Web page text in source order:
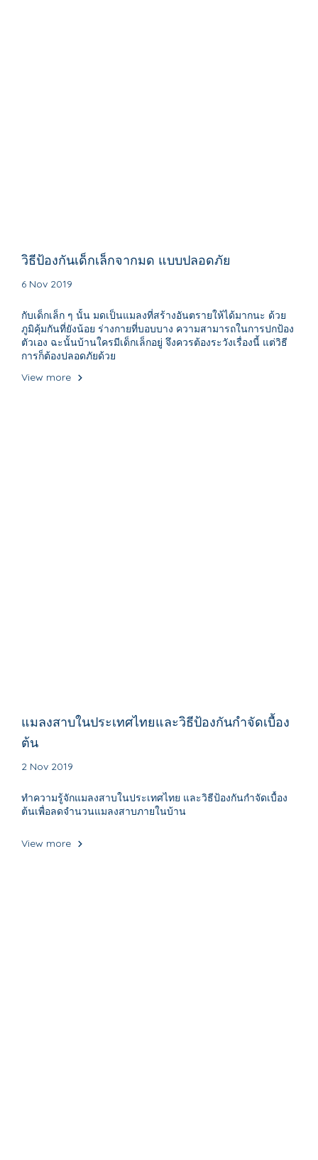
วิธีป้องกันเด็กเล็กจากมด แบบปลอดภัย
6 Nov 2019
กับเด็กเล็ก ๆ นั้น มดเป็นแมลงที่สร้างอันตรายให้ได้มากนะ ด้วย
ภูมิคุ้มกันที่ยังน้อย ร่างกายที่บอบบาง ความสามารถในการปกป้อง
ตัวเอง ฉะนั้นบ้านใครมีเด็กเล็กอยู่ จึงควรต้องระวังเรื่องนี้ แต่วิธี
การก็ต้องปลอดภัยด้วย
View more
แมลงสาบในประเทศไทยและวิธีป้องกันกำจัดเบื้อง
ต้น
2 Nov 2019
ทำความรู้จักแมลงสาบในประเทศไทย และวิธีป้องกันกำจัดเบื้อง
ต้นเพื่อลดจำนวนแมลงสาบภายในบ้าน
View more